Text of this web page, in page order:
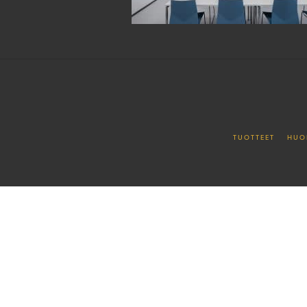
TUOTTEET